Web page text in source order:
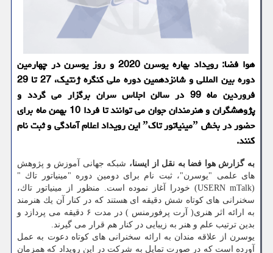
هوا فضا: رویداد بهاره یوسرن 2020 و روز یوسرن در چهارمین
دوره بین المللی و شانزدهمین دوره ملی كنگره ژنتیك، 27 تا 29
فروردین ماه 99 در سالن اجلاس سران برگزار می گردد و
پژوهشگران و هنرمندان جوان می توانند تا فردا 10 بهمن ماه برای
حضور در بخش ˮمینیاتور تاكˮ این رویداد اعلام آمادگی و ثبت نام
كنند.
به گزارش هوا فضا به نقل از ایسنا، شبكه جهانی آموزش و پژوهش
های علمی "یوسرن"، ثبت نام برای دومین دوره "مینیاتور تاك "
(USERN mTalk) خودرا آغاز نموده است. منظور از مینیاتور تاك،
سخنرانی های كوتاه شش دقیقه ای هستند كه در كنار آن یك هنرمند
به ارائه اثر هنری( آرت پرفورمنس ) در مدت ۶ دقیقه می پردازد و
بدین ترتیب علم و هنر به زیبایی در كنار هم قرار می گیرند.
یوسرن از علاقه مندان به ارائه سخنرانی های كوتاه دعوت به عمل
آورده است كه در صورت تمایل به شركت در این رویداد كه همزمان